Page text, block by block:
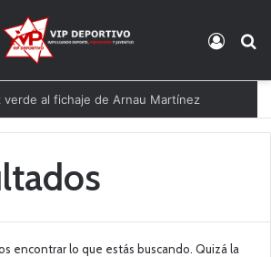
verde al fichaje de Arnau Martínez
encontrar lo que estás buscando. Quizá la